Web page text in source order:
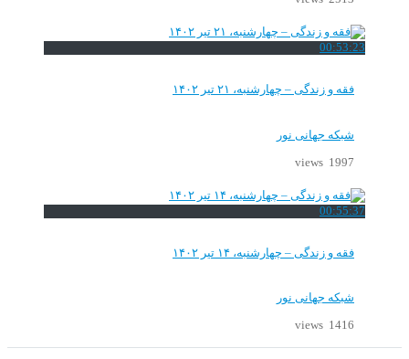
00:53:23
فقه و زندگی – چهارشنبه، ۲۱ تیر ۱۴۰۲
شبکه جهانی نور
1997 views
00:55:37
فقه و زندگی – چهارشنبه، ۱۴ تیر ۱۴۰۲
شبکه جهانی نور
1416 views